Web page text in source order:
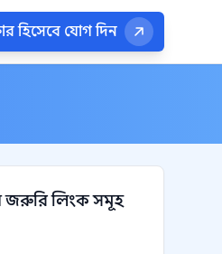
হিসেবে যোগ দিন
জরুরি লিংক সমূহ